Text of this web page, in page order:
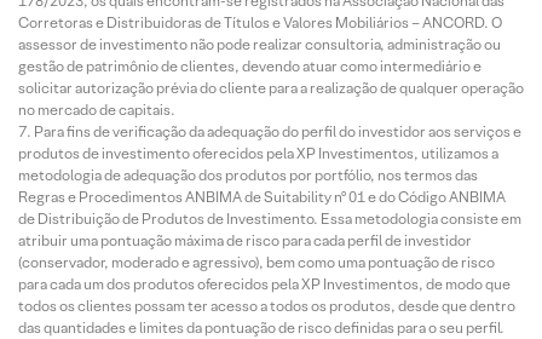
Corretoras e Distribuidoras de Títulos e Valores Mobiliários – ANCORD. O
assessor de investimento não pode realizar consultoria, administração ou
gestão de patrimônio de clientes, devendo atuar como intermediário e
solicitar autorização prévia do cliente para a realização de qualquer operação
no mercado de capitais.
Para fins de verificação da adequação do perfil do investidor aos serviços e
produtos de investimento oferecidos pela XP Investimentos, utilizamos a
metodologia de adequação dos produtos por portfólio, nos termos das
Regras e Procedimentos ANBIMA de Suitability nº 01 e do Código ANBIMA
de Distribuição de Produtos de Investimento. Essa metodologia consiste em
atribuir uma pontuação máxima de risco para cada perfil de investidor
(conservador, moderado e agressivo), bem como uma pontuação de risco
para cada um dos produtos oferecidos pela XP Investimentos, de modo que
todos os clientes possam ter acesso a todos os produtos, desde que dentro
das quantidades e limites da pontuação de risco definidas para o seu perfil.